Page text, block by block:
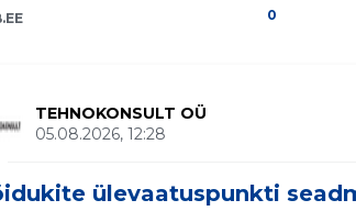
0
TEHNOKONSULT OÜ
05.08.2026, 12:28
ülevaatuspunkti